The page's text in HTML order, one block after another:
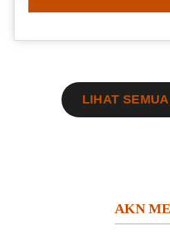
LIHAT
AKN